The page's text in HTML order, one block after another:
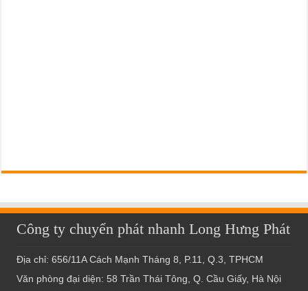
Công ty chuyển phát nhanh Long Hưng Phát
Địa chỉ: 656/11A Cách Mạnh Tháng 8, P.11, Q.3, TPHCM
Văn phòng đại diện: 58 Trần Thái Tông, Q. Cầu Giấy, Hà Nội